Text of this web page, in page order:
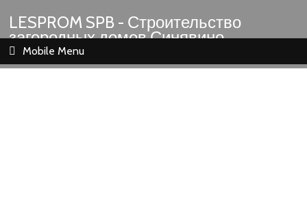
LESPROM SPB - Строительство
загородных домов Синявино
Шлиссельбург Кировск Назия
Mobile Menu